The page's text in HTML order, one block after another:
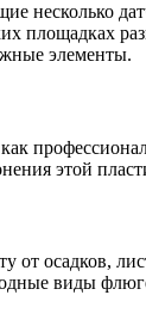
несколько
площадках
элементы.
этой
осадков,
виды